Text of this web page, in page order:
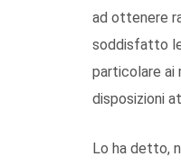
ad ottenere
soddisfatto
particolare ai
disposizioni
Lo ha detto,